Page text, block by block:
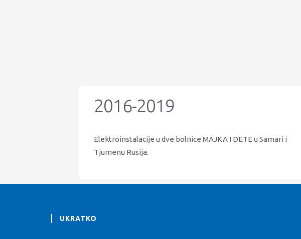
2016-2019
Elektroinstalacije u dve bolnice MAJKA I DETE u Samari i
Tjumenu Rusija.
UKRATKO